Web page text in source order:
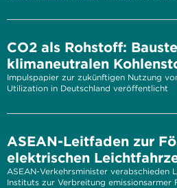
CO2 als Rohstoff:
klimaneutralen
Impulspapier zur zukünftigen Nutzung
Utilization in Deutschland veröffentlicht
ASEAN-Leitfaden zur
elektrischen
ASEAN-Verkehrsminister verabschieden
Instituts zur Verbreitung emissionsarmer